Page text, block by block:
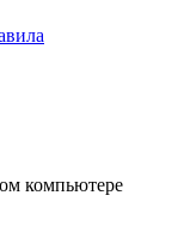
компьютере